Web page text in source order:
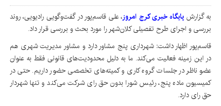
به گزارش پایگاه خبری کرج امروز، علی قاسم‌پور در گفت‌وگویی رادیویی، روند
بررسی و اجرای طرح تفصیلی کلان‌شهر را مورد بحث و بررسی قرار داد.
قاسم‌پور اظهار داشت: شهرداری پنج مشاور دارد و مشاور مدیریت شهری هم
در این زمینه فعالیت می‌کند. ما به دلیل محدودیت‌های قانونی فقط به عنوان
عضو ناظر در جلسات گروه کاری و کمیته‌های تخصصی حضور داریم. حتی در
کمیسیون ماده پنج، رئیس شورا بدون حق رای شرکت می‌کند و تنها شهردار
حق رای دارد.